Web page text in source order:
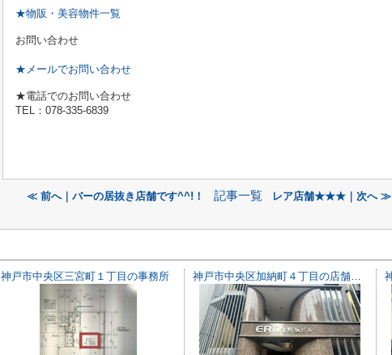
★物販・美容物件一覧
お問い合わせ
★メールでお問い合わせ
★電話でのお問い合わせ
TEL：078-335-6839
≪ 前へ｜バーの居抜き店舗です^^!！ 記事一覧 レア店舗★★★｜次へ ≫
神戸市中央区三宮町１丁目の事務所